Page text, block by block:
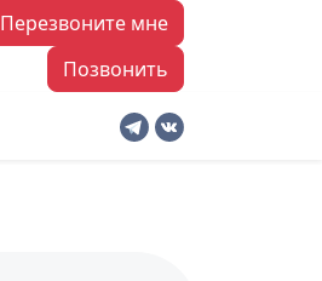
Перезвоните мне
Позвонить